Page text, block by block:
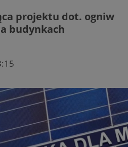
projektu dot. ogniw
budynkach